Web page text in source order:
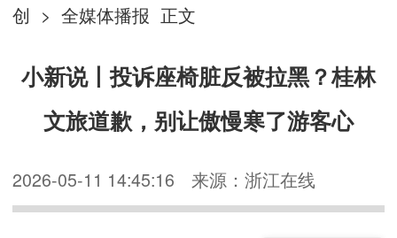
创 > 全媒体播报 正文
小新说丨投诉座椅脏反被拉黑？桂林
文旅道歉，别让傲慢寒了游客心
2026-05-11 14:45:16 来源：浙江在线